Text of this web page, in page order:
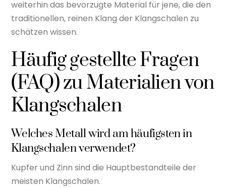
weiterhin das bevorzugte Material für jene, die den
traditionellen, reinen Klang der Klangschalen zu
schätzen wissen.
Häufig gestellte Fragen
(FAQ) zu Materialien von
Klangschalen
Welches Metall wird am häufigsten in
Klangschalen verwendet?
Kupfer und Zinn sind die Hauptbestandteile der
meisten Klangschalen.